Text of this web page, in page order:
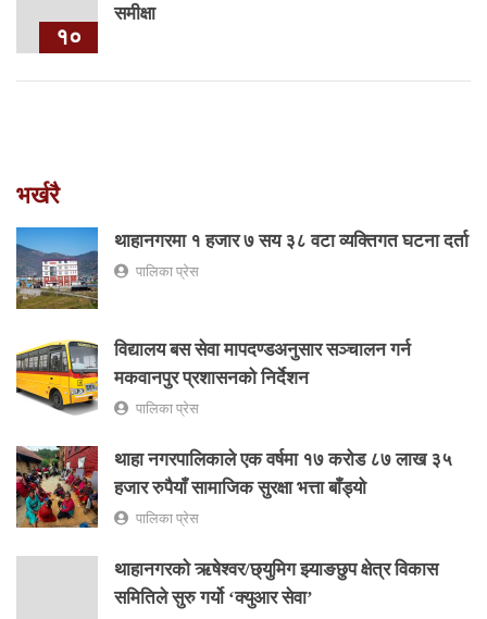
१०
समीक्षा
भर्खरै
थाहानगरमा १ हजार ७ सय ३८ वटा व्यक्तिगत घटना दर्ता
पालिका प्रेस
विद्यालय बस सेवा मापदण्डअनुसार सञ्चालन गर्न
मकवानपुर प्रशासनको निर्देशन
पालिका प्रेस
थाहा नगरपालिकाले एक वर्षमा १७ करोड ८७ लाख ३५
हजार रुपैयाँ सामाजिक सुरक्षा भत्ता बाँड्यो
पालिका प्रेस
थाहानगरकाे ऋषेश्वर/छ्युमिग झ्याङछुप क्षेत्र विकास
समितिले सुरु गर्यो ‘क्युआर सेवा’